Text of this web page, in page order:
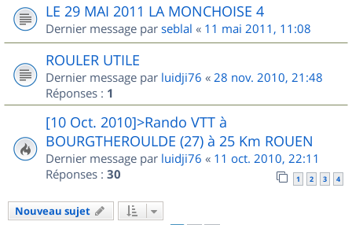
LE 29 MAI 2011 LA MONCHOISE 4
Dernier message par seblal « 11 mai 2011, 11:08
ROULER UTILE
Dernier message par luidji76 « 28 nov. 2010, 21:48
Réponses : 1
[10 Oct. 2010]>Rando VTT à
BOURGTHEROULDE (27) à 25 Km ROUEN
Dernier message par luidji76 « 11 oct. 2010, 22:11
Réponses : 30 1 2 3 4
Nouveau sujet